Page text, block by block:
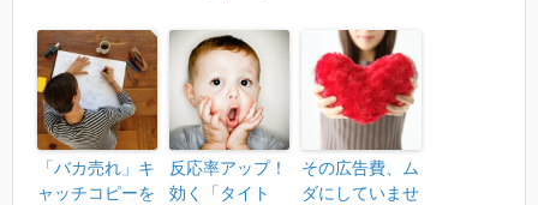
「バカ売れ」キ
ャッチコピーを
反応率アップ！
効く「タイト
その広告費、ム
ダにしていませ